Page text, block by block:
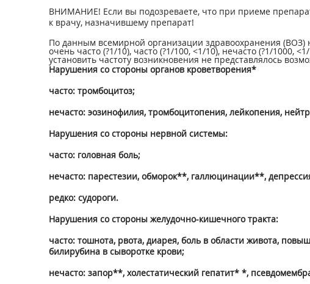
ВНИМАНИЕ! Если вы подозреваете, что при приеме
к врачу, назначившему препарат!
По данным всемирной организации здравоохранения (ВОЗ)
очень часто (?1/10), часто (?1/100, <1/10), нечасто (?1/1000,
установить частоту возникновения не представлялось
Нарушения со стороны органов кроветворения*
часто: тромбоцитоз;
нечасто: эозинофилия, тромбоцитопения, лейкопения,
Нарушения со стороны нервной системы:
часто: головная боль;
нечасто: парестезии, обморок**, галлюцинации**,
редко: судороги.
Нарушения со стороны желудочно-кишечного тракта:
часто: тошнота, рвота, диарея, боль в области живота,
билирубина в сыворотке крови;
нечасто: запор**, холестатический гепатит* *,